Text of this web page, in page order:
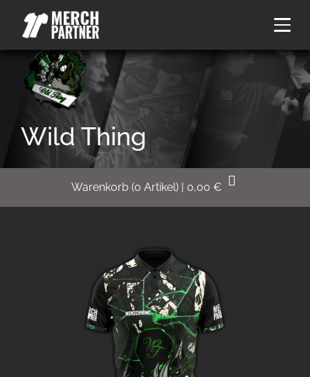
Wild Thing
Warenkorb (0 Artikel) | 0,00 €